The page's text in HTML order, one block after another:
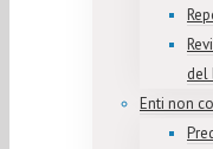
del
Enti non